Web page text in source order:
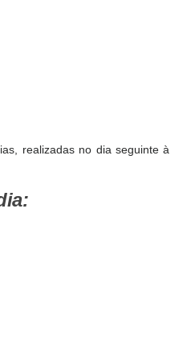
realizadas no dia seguinte à